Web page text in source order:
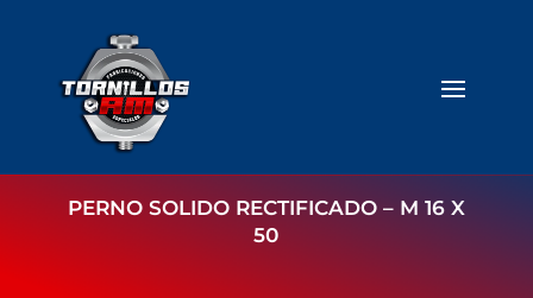
PERNO SOLIDO RECTIFICADO – M 16 X
50